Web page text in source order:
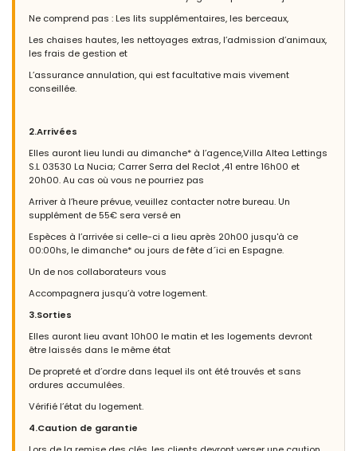
Ne comprend pas : Les lits supplémentaires, les berceaux,
Les chaises hautes, les nettoyages extras, l’admission d’animaux,
les frais de gestion et
L’assurance annulation, qui est facultative mais vivement
conseillée.
2.Arrivées
Elles auront lieu lundi au dimanche* à l’agence,Villa Altea Lettings
S.L 03530 La Nucia; Carrer Serra del Reclot ,41 entre 16h00 et
20h00. Au cas où vous ne pourriez pas
Arriver à l’heure prévue, veuillez contacter notre bureau. Un
supplément de 55€ sera versé en
Espèces à l’arrivée si celle-ci a lieu après 20h00 jusqu'à ce
00:00hs, le dimanche* ou jours de fête d´ici en Espagne.
Un de nos collaborateurs vous
Accompagnera jusqu’à votre logement.
3.Sorties
Elles auront lieu avant 10h00 le matin et les logements devront
être laissés dans le même état
De propreté et d’ordre dans lequel ils ont été trouvés et sans
ordures accumulées.
Vérifié l’état du logement.
4.Caution de garantie